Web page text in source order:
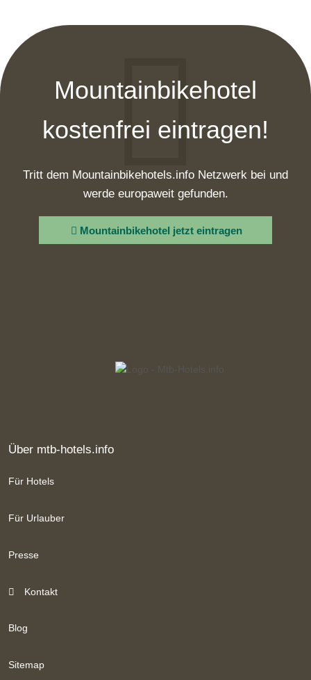
Mountainbikehotel
kostenfrei eintragen!
Tritt dem Mountainbikehotels.info Netzwerk bei und
werde europaweit gefunden.
Mountainbikehotel jetzt eintragen
Über mtb-hotels.info
Für Hotels
Für Urlauber
Presse
Kontakt
Blog
Sitemap